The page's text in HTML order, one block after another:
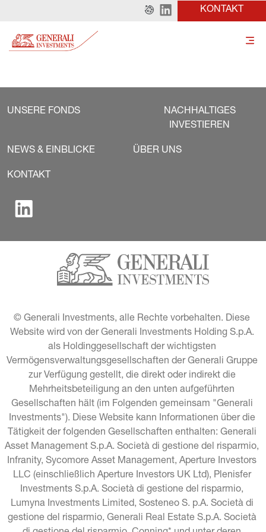
KONTAKT
UNSERE FONDS
NACHHALTIGES
INVESTIEREN
NEWS & EINBLICKE ÜBER UNS
KONTAKT
© Generali Investments, alle Rechte vorbehalten. Diese
Website wird von der Generali Investments Holding S.p.A.
als Holdinggesellschaft der wichtigsten
Vermögensverwaltungsgesellschaften der Generali Gruppe
zur Verfügung gestellt, die direkt oder indirekt die
Mehrheitsbeteiligung an den unten aufgeführten
Gesellschaften hält (im Folgenden gemeinsam "Generali
Investments"). Diese Website kann Informationen über die
Tätigkeit der folgenden Gesellschaften enthalten: Generali
Asset Management S.p.A. Società di gestione del risparmio,
Infranity, Sycomore Asset Management, Aperture Investors
LLC (einschließlich Aperture Investors UK Ltd), Plenisfer
Investments S.p.A. Società di gestione del risparmio,
Lumyna Investments Limited, Sosteneo S. p.A. Società di
gestione del risparmio, Generali Real Estate S.p.A. Società